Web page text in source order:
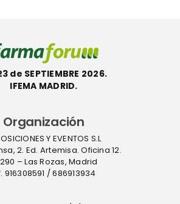
de SEPTIEMBRE 2026.
IFEMA MADRID.
Organización
Y EVENTOS S.L
2. Ed. Artemisa. Oficina 12.
– Las Rozas, Madrid
916308591 / 686913934